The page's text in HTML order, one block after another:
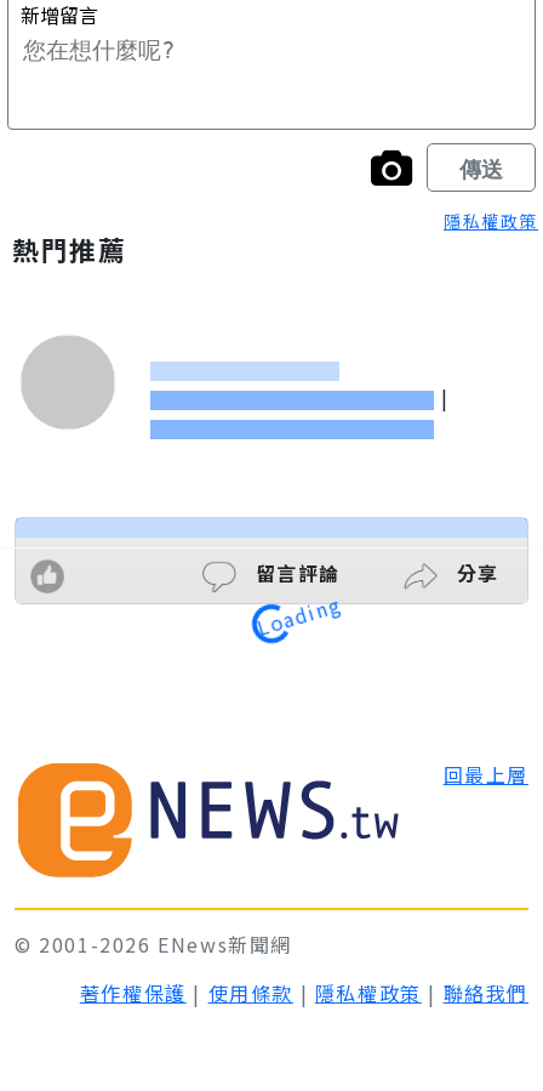
隱私權政策
熱門推薦
|
留言評論 分享
Loading
回最上層
© 2001-2026 ENews新聞網
著作權保護 | 使用條款 | 隱私權政策 | 聯絡我們